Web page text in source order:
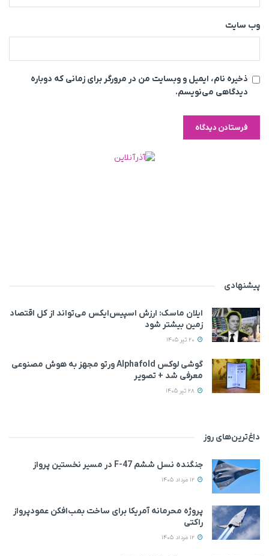
وب‌ سایت
ذخیره نام، ایمیل و وبسایت من در مرورگر برای زمانی که دوباره
دیدگاهی می‌نویسم.
پیشنهادی
ایلان ماسک: ارزش اسپیس‌ایکس می‌تواند از کل اقتصاد
زمین بیشتر شود
گوشی لوکس Alphafold ورتو مجهز به هوش مصنوعی
معرفی شد + تصویر
داغ‌ترین‌های روز
جنگنده نسل ششم F-47 در مسیر نخستین پرواز
پروژه محرمانه آمریکا برای ساخت بمب‌افکن عمودپرواز
راکتی